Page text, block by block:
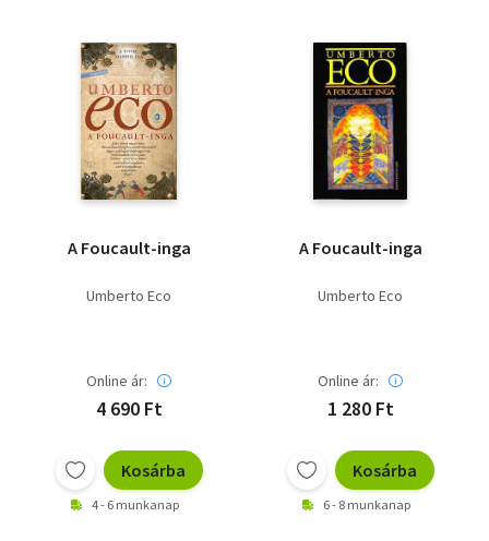
A Foucault-inga
Umberto Eco
Online ár:
4 690 Ft
Kosárba
4 - 6 munkanap
A Foucault-inga
Umberto Eco
Online ár:
1 280 Ft
Kosárba
6 - 8 munkanap